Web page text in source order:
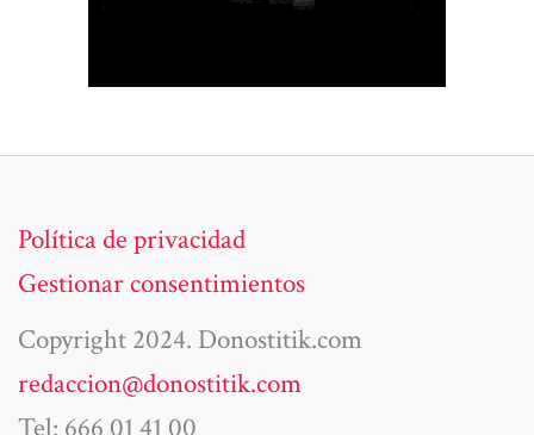
Política de privacidad
Gestionar consentimientos
Copyright 2024. Donostitik.com
redaccion@donostitik.com